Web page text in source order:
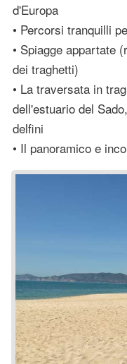
d'Europa
• Percorsi tranquilli
• Spiagge appartate
dei traghetti)
• La traversata in
dell'estuario del
delfini
• Il panoramico e